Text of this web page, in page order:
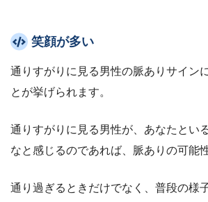
笑顔が多い
通りすがりに見る男性の脈ありサイン
とが挙げられます。
通りすがりに見る男性が、あなたとい
なと感じるのであれば、脈ありの可能
通り過ぎるときだけでなく、普段の様